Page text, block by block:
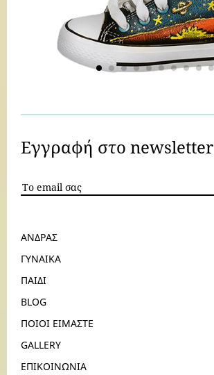
Εγγραφή στο newsletter
ΑΝΔΡΑΣ
ΓΥΝΑΙΚΑ
ΠΑΙΔΙ
BLOG
ΠΟΙΟΙ ΕΙΜΑΣΤΕ
GALLERY
ΕΠΙΚΟΙΝΩΝΙΑ